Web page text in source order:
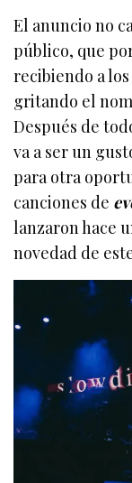
El anuncio no
público, que
recibiendo a
gritando el
Después de
va a ser un
para otra
canciones de
lanzaron hace
novedad de